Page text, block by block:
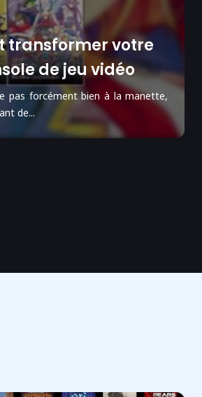
transformer votre
de jeu vidéo
pas forcément bien à la manette,
de...